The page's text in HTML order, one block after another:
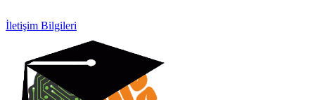
İletişim Bilgileri